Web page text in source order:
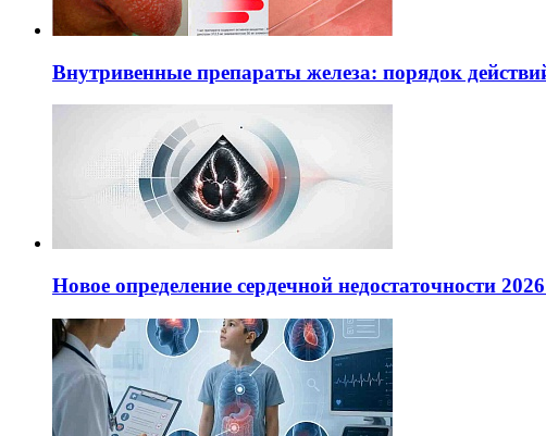
Внутривенные препараты железа: порядок
Новое определение сердечной недостаточности